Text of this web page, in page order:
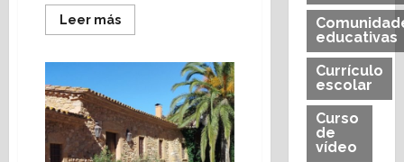
Leer másLeer
más
profesorado
voz
(Heraldo
Escolar)
educativas
Currículo
escolar
Curso
de
vídeo